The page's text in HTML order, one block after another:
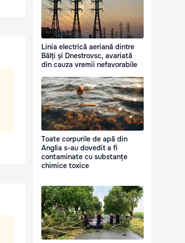
Linia electrică aeriană dintre
Bălți și Dnestrovsc, avariată
din cauza vremii nefavorabile
Toate corpurile de apă din
Anglia s-au dovedit a fi
contaminate cu substanțe
chimice toxice